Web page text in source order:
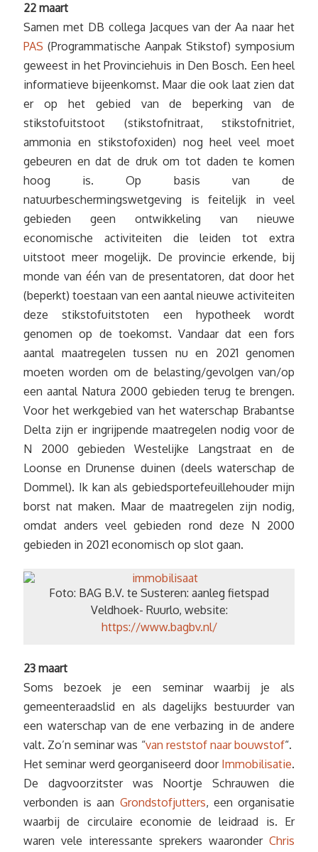
22 maart
Samen met DB collega Jacques van der Aa naar het
PAS (Programmatische Aanpak Stikstof) symposium
geweest in het Provinciehuis in Den Bosch. Een heel
informatieve bijeenkomst. Maar die ook laat zien dat
er op het gebied van de beperking van de
stikstofuitstoot (stikstofnitraat, stikstofnitriet,
ammonia en stikstofoxiden) nog heel veel moet
gebeuren en dat de druk om tot daden te komen
hoog is. Op basis van de
natuurbeschermingswetgeving is feitelijk in veel
gebieden geen ontwikkeling van nieuwe
economische activiteiten die leiden tot extra
uitstoot meer mogelijk. De provincie erkende, bij
monde van één van de presentatoren, dat door het
(beperkt) toestaan van een aantal nieuwe activiteiten
deze stikstofuitstoten een hypotheek wordt
genomen op de toekomst. Vandaar dat een fors
aantal maatregelen tussen nu en 2021 genomen
moeten worden om de belasting/gevolgen van/op
een aantal Natura 2000 gebieden terug te brengen.
Voor het werkgebied van het waterschap Brabantse
Delta zijn er ingrijpende maatregelen nodig voor de
N 2000 gebieden Westelijke Langstraat en de
Loonse en Drunense duinen (deels waterschap de
Dommel). Ik kan als gebiedsportefeuillehouder mijn
borst nat maken. Maar de maatregelen zijn nodig,
omdat anders veel gebieden rond deze N 2000
gebieden in 2021 economisch op slot gaan.
Foto: BAG B.V. te Susteren: aanleg fietspad
Veldhoek- Ruurlo, website:
https://www.bagbv.nl/
23 maart
Soms bezoek je een seminar waarbij je als
gemeenteraadslid en als dagelijks bestuurder van
een waterschap van de ene verbazing in de andere
valt. Zo’n seminar was “van reststof naar bouwstof“.
Het seminar werd georganiseerd door Immobilisatie.
De dagvoorzitster was Noortje Schrauwen die
verbonden is aan Grondstofjutters, een organisatie
waarbij de circulaire economie de leidraad is. Er
waren vele interessante sprekers waaronder Chris